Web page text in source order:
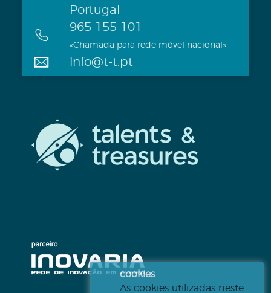
Portugal
965 155 101
«Chamada para rede móvel nacional»
info@t-t.pt
cookies
As cookies utilizadas neste